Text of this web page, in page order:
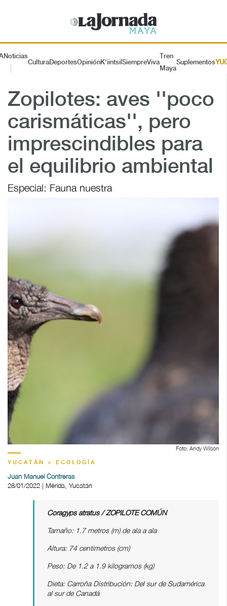
Noticias
CulturaDeportesOpiniónK'iintsil SiempreViva
Tren
Maya
Suplementos
Zopilotes: aves ''poco
carismáticas'', pero
imprescindibles para
el equilibrio ambiental
Especial: Fauna nuestra
Foto: Andy Wilson
YUCATÁN > ECOLOGÍA
Juan Manuel Contreras
28/01/2022 | Mérida, Yucatán
Coragyps atratus / ZOPILOTE COMÚN
Tamaño: 1.7 metros (m) de ala a ala
Altura: 74 centímetros (cm)
Peso: De 1.2 a 1.9 kilogramos (kg)
Dieta: Carroña Distribución: Del sur de Sudamérica
al sur de Canadá